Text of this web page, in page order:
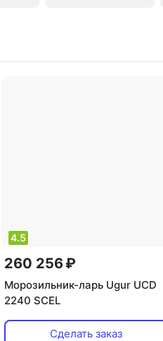
лари Aucma Морозильные
4.5
260 256 ₽
Морозильник-ларь Ugur UCD
2240 SCEL
Сделать заказ